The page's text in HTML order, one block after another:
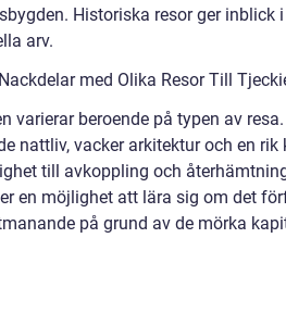
Historiska resor ger inblick i
arv.
med Olika Resor Till
varierar beroende på typen av resa.
nattliv, vacker arkitektur och en rik
till avkoppling och
en möjlighet att lära sig om det
på grund av de mörka